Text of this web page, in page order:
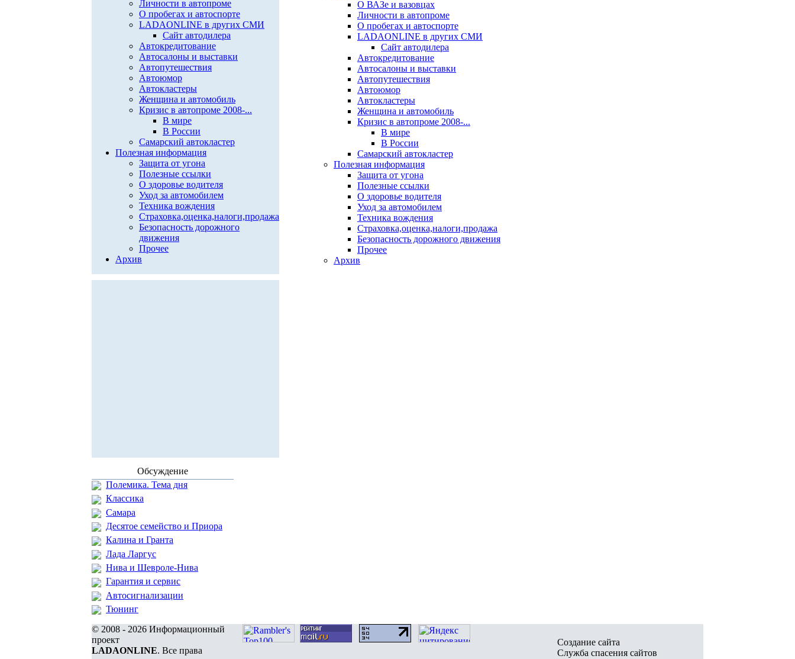
Личности в автопроме
О пробегах и автоспорте
LADAONLINE в других СМИ
Сайт автодилера
Автокредитование
Автосалоны и выставки
Автопутешествия
Автоюмор
Автокластеры
Женщина и автомобиль
Кризис в автопроме 2008-...
В мире
В России
Самарский автокластер
Полезная информация
Защита от угона
Полезные ссылки
О здоровье водителя
Уход за автомобилем
Техника вождения
Страховка,оценка,налоги,продажа
Безопасность дорожного
движения
Прочее
Архив
Обсуждение
Полемика. Тема дня
Классика
Самара
Десятое семейство и Приора
Калина и Гранта
Лада Ларгус
Нива и Шевроле-Нива
Гарантия и сервис
Автосигнализации
Тюнинг
О ВАЗе и вазовцах
Личности в автопроме
О пробегах и автоспорте
LADAONLINE в других СМИ
Сайт автодилера
Автокредитование
Автосалоны и выставки
Автопутешествия
Автоюмор
Автокластеры
Женщина и автомобиль
Кризис в автопроме 2008-...
В мире
В России
Самарский автокластер
Полезная информация
Защита от угона
Полезные ссылки
О здоровье водителя
Уход за автомобилем
Техника вождения
Страховка,оценка,налоги,продажа
Безопасность дорожного движения
Прочее
Архив
© 2008 - 2026 Информационный
проект
LADAONLINE. Все права
Создание сайта
Служба спасения сайтов